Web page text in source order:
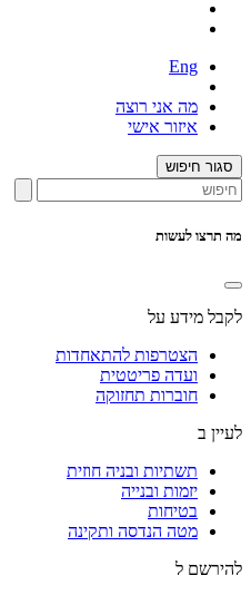
Eng
מה אני רוצה
איזור אישי
סגור חיפוש
מה תרצו לעשות
לקבל מידע על
הצטרפות להתאחדות
ועדה פריטטית
חוברות תחזוקה
לעיין ב
תשתיות ובניה חוזית
יזמות ובנייה
בטיחות
מטה הנדסה ותקינה
להירשם ל